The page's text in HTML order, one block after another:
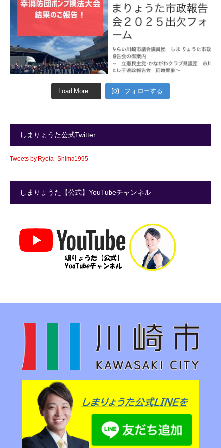
Load More... フォローする
しまりょうた公式Twitter
Tweets by Ryota_Shima1995
しまりょうた【公式】YouTubeチャンネル